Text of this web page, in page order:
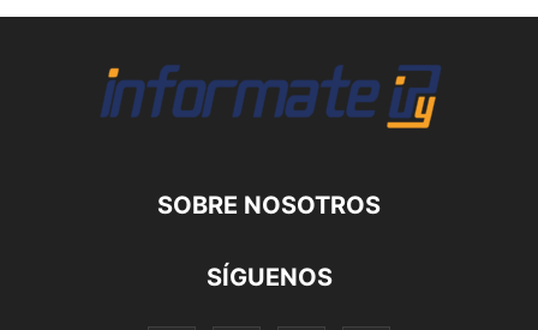
SOBRE NOSOTROS
SÍGUENOS